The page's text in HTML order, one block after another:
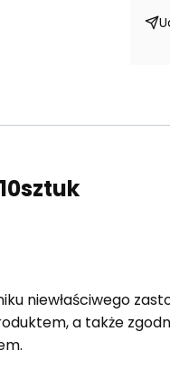
niewłaściwego
a także